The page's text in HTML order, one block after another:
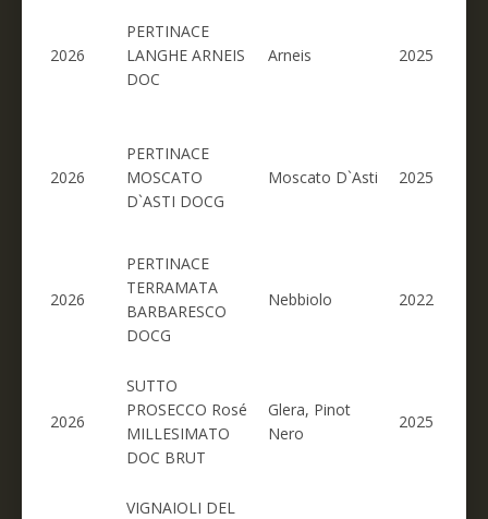
2026
PERTINACE
LANGHE ARNEIS
DOC
Arneis 2025
2026
PERTINACE
MOSCATO
D`ASTI DOCG
Moscato D`Asti 2025
2026
PERTINACE
TERRAMATA
BARBARESCO
DOCG
Nebbiolo 2022
2026
SUTTO
PROSECCO Rosé
MILLESIMATO
DOC BRUT
Glera, Pinot
Nero
2025
VIGNAIOLI DEL